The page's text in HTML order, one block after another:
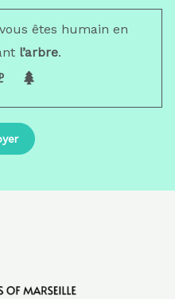
êtes humain en
l’arbre.